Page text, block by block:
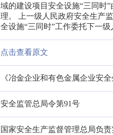
域的建设项目安全设施“三同时
理。 上一级人民政府安全生产
全设施“三同时”工作委托下一
点击查看原文
《冶金企业和有色金属企业安
安全监管总局令第91号
国家安全生产监督管理总局负